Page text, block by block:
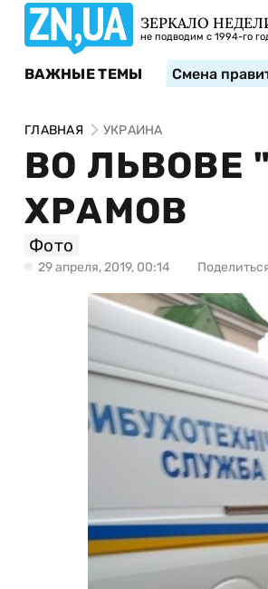
ЗЕРКАЛО
не подводим с 1994-го
ВАЖНЫЕ ТЕМЫ Смена
ГЛАВНАЯ УКРАИНА
ВО ЛЬВОВЕ
ХРАМОВ
Фото
29 апреля, 2019, 00:14